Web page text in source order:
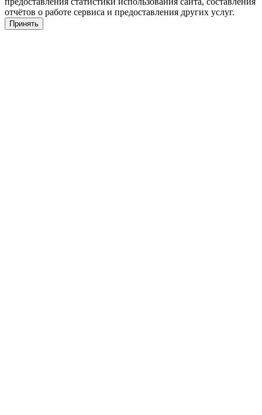
отчётов о работе сервиса и предоставления других услуг.
Принять